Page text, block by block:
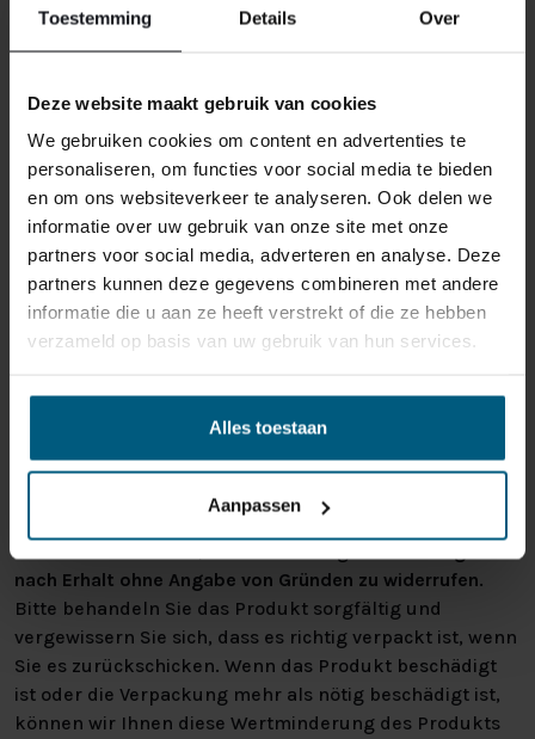
Toestemming Details Over
Deze website maakt gebruik van cookies
We gebruiken cookies om content en advertenties te
personaliseren, om functies voor social media te bieden
en om ons websiteverkeer te analyseren. Ook delen we
informatie over uw gebruik van onze site met onze
partners voor social media, adverteren en analyse. Deze
partners kunnen deze gegevens combineren met andere
informatie die u aan ze heeft verstrekt of die ze hebben
verzameld op basis van uw gebruik van hun services.
Alles toestaan
Aanpassen
ONS RETOURBELEID
Individuell gestaltete Artikel wie Matratzen,
Lattenroste, Obermatratzen und Boxspring-
Sets fallen NICHT unter die
Rückgabebestimmungen und können von
Manchmal möchten Sie vielleicht eine Bestellung
zurückgeben. Vielleicht, weil Ihnen das Produkt nicht
gefällt, oder vielleicht gibt es einen anderen Grund,
warum Sie die Bestellung nicht wünschen. In jedem Fall
nach Erhalt ohne Angabe von Gründen zu widerrufen.
Bitte behandeln Sie das Produkt sorgfältig und
vergewissern Sie sich, dass es richtig verpackt ist, wenn
Sie es zurückschicken. Wenn das Produkt beschädigt
ist oder die Verpackung mehr als nötig beschädigt ist,
können wir Ihnen diese Wertminderung des Produkts